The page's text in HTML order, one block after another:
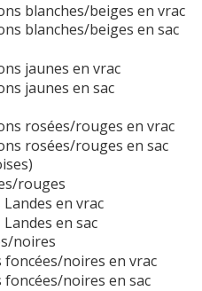
blanches/beiges en vrac
blanches/beiges en sac
jaunes en vrac
jaunes en sac
rosées/rouges en vrac
rosées/rouges en sac
rouges
Landes en vrac
Landes en sac
noires
foncées/noires en vrac
foncées/noires en sac